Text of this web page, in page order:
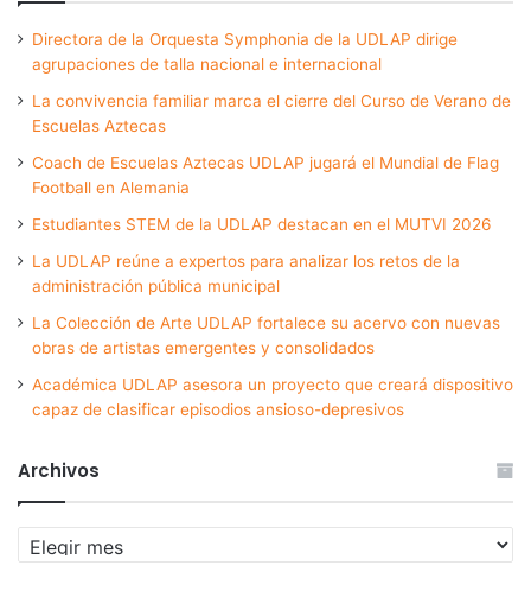
Directora de la Orquesta Symphonia de la UDLAP dirige
agrupaciones de talla nacional e internacional
La convivencia familiar marca el cierre del Curso de Verano de
Escuelas Aztecas
Coach de Escuelas Aztecas UDLAP jugará el Mundial de Flag
Football en Alemania
Estudiantes STEM de la UDLAP destacan en el MUTVI 2026
La UDLAP reúne a expertos para analizar los retos de la
administración pública municipal
La Colección de Arte UDLAP fortalece su acervo con nuevas
obras de artistas emergentes y consolidados
Académica UDLAP asesora un proyecto que creará dispositivo
capaz de clasificar episodios ansioso-depresivos
Archivos
Archivos